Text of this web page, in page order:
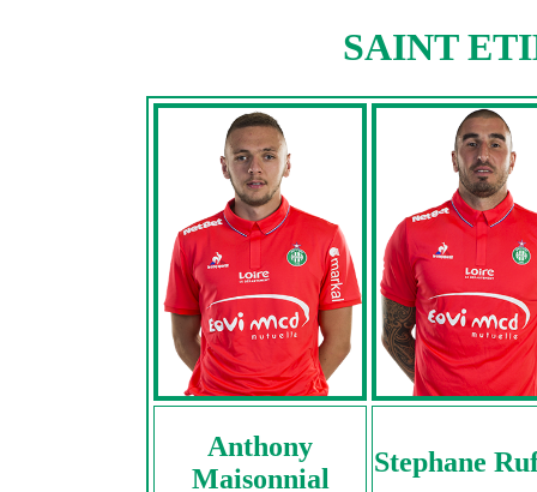
SAINT
Anthony
Maisonnial
Stephane